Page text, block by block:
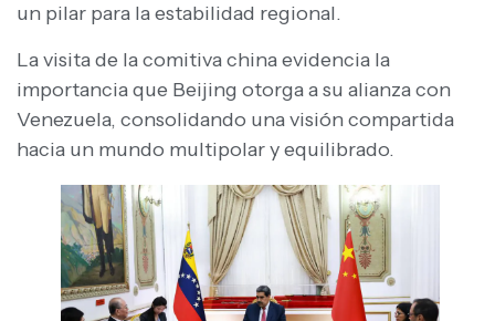
un pilar para la estabilidad regional.
La visita de la comitiva china evidencia la
importancia que Beijing otorga a su alianza con
Venezuela, consolidando una visión compartida
hacia un mundo multipolar y equilibrado.